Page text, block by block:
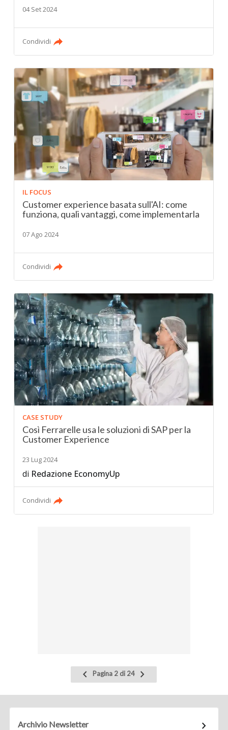
04 Set 2024
Condividi
IL FOCUS
Customer experience basata sull'AI: come
funziona, quali vantaggi, come implementarla
07 Ago 2024
Condividi
CASE STUDY
Così Ferrarelle usa le soluzioni di SAP per la
Customer Experience
23 Lug 2024
di Redazione EconomyUp
Condividi
Pagina
precedente
Pagina 2 di 24
Pagina
successiva
Archivio Newsletter